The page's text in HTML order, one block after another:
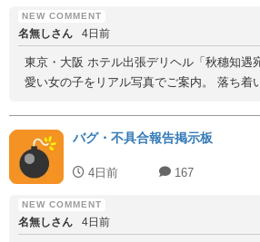
名無しさん 4日前
東京・大阪 ホテル出張デリヘル「秋穗知遇
愛い女の子をリアル写真でご案内。 落ち着
バグ・不具合報告掲示板
4日前 167
名無しさん 4日前